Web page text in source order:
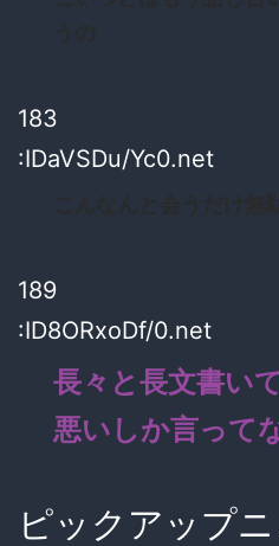
183
:IDaVSDu/Yc0.net
189
:ID8ORxoDf/0.net
長々と長文書い
悪いしか言って
ピックアップ